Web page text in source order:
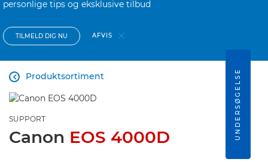
personlige tips og eksklusive tilbud
TILMELD DIG NU AFVIS
Produktsortiment

SUPPORT
Canon EOS 4000D UNDERSØGELSE